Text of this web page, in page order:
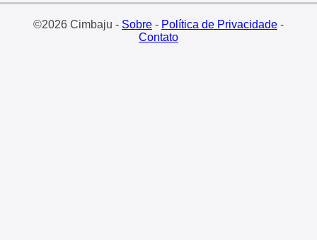
©2026 Cimbaju - Sobre- Política de Privacidade-
Contato